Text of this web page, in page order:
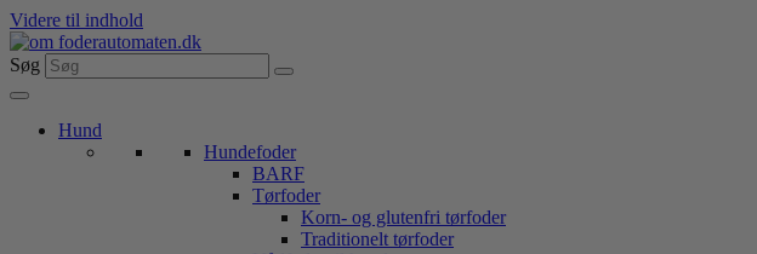
Videre til indhold
Søg
Hund
Hundefoder
BARF
Tørfoder
Korn- og glutenfri tørfoder
Traditionelt tørfoder